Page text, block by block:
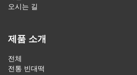
오시는 길
제품 소개
전체
전통 빈대떡